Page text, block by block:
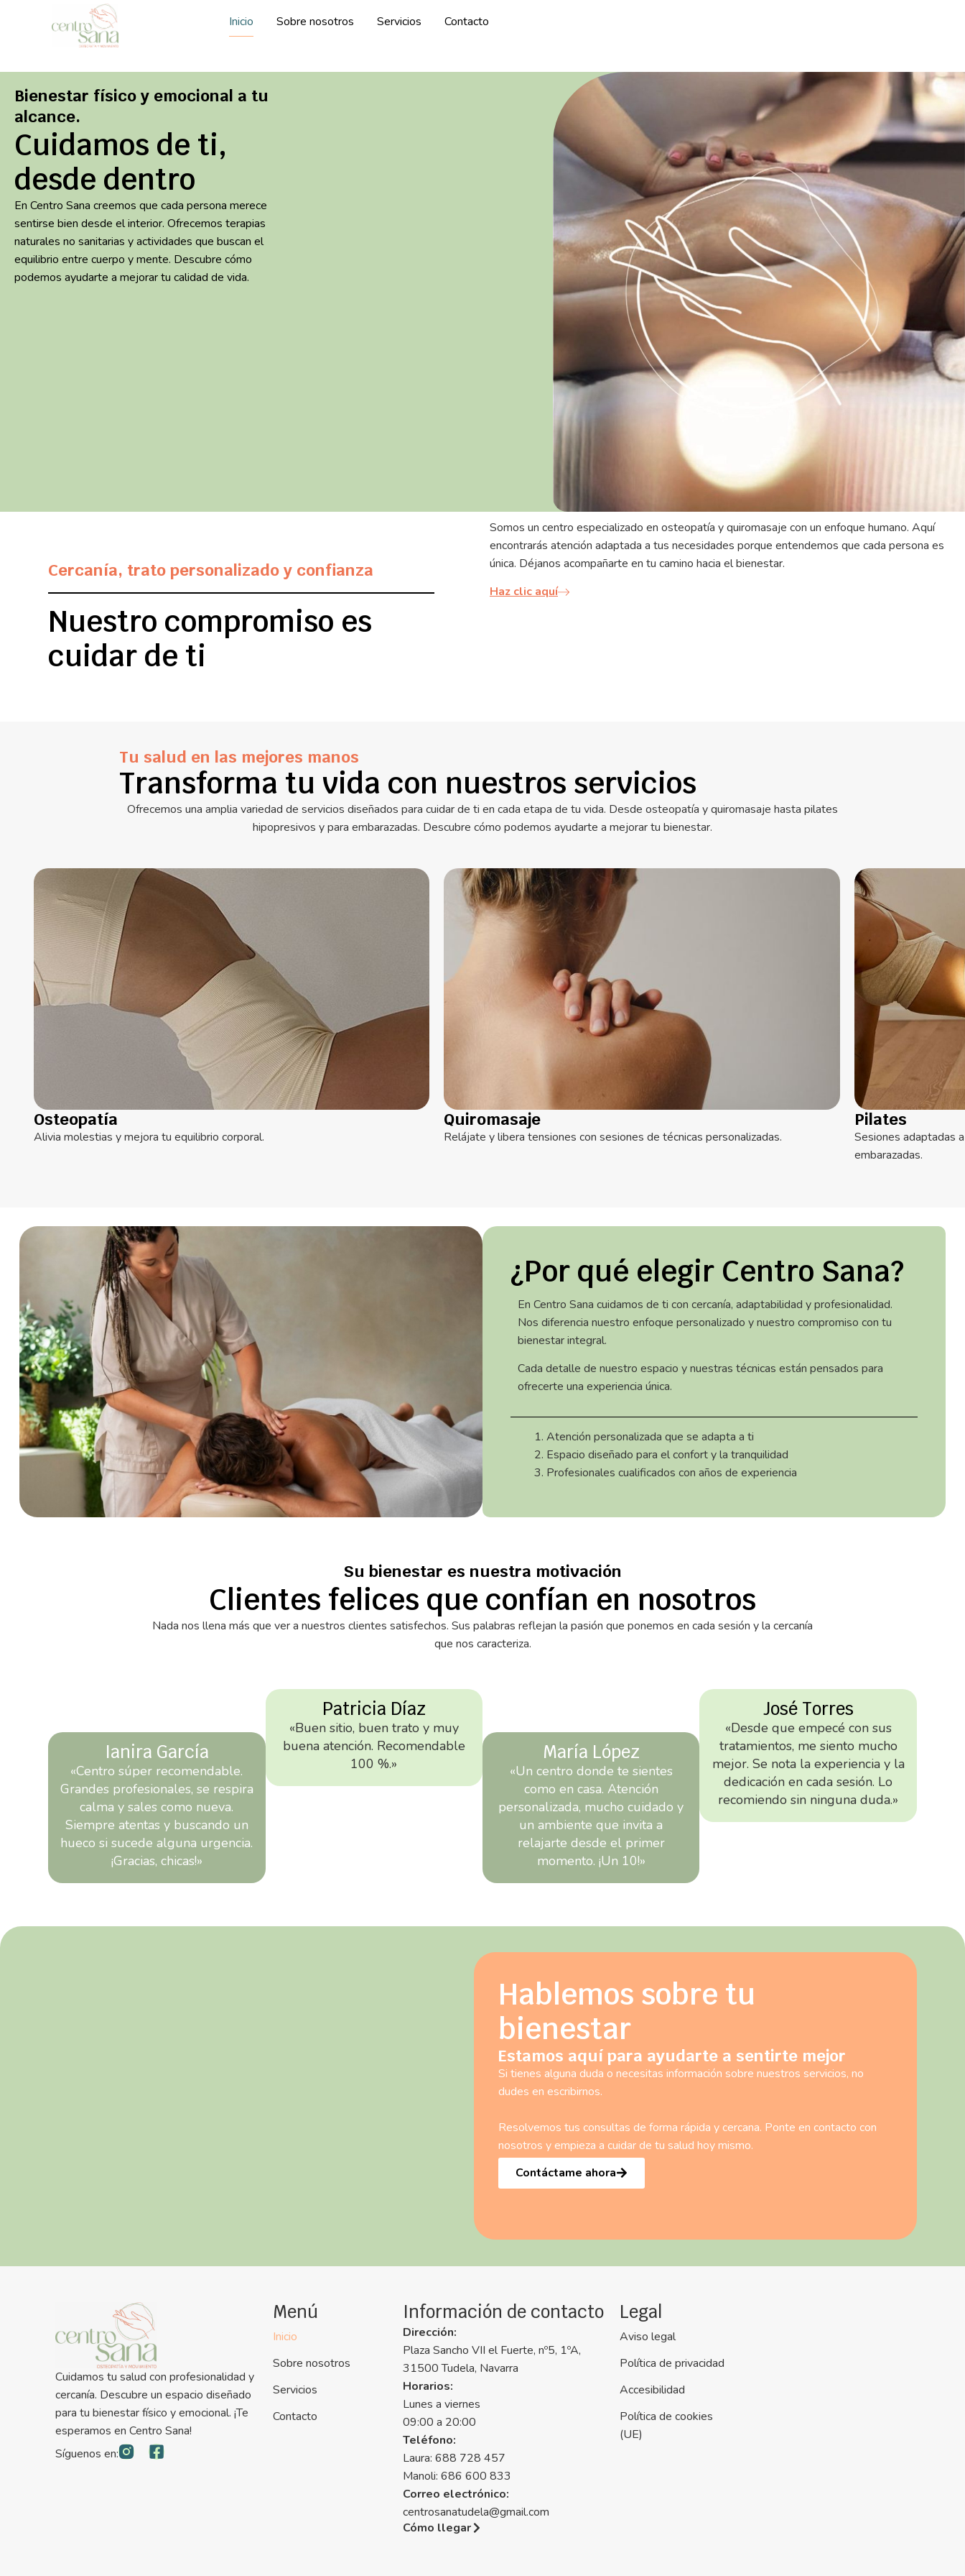
Inicio Sobre nosotros Servicios Contacto
Bienestar físico y emocional a tu
alcance.
Cuidamos de ti,
desde dentro
En Centro Sana creemos que cada persona merece
sentirse bien desde el interior. Ofrecemos terapias
naturales no sanitarias y actividades que buscan el
equilibrio entre cuerpo y mente. Descubre cómo
podemos ayudarte a mejorar tu calidad de vida.
Cercanía, trato personalizado y confianza
Nuestro compromiso es
cuidar de ti
Somos un centro especializado en osteopatía y quiromasaje con un enfoque humano. Aquí
encontrarás atención adaptada a tus necesidades porque entendemos que cada persona es
única. Déjanos acompañarte en tu camino hacia el bienestar.
Haz clic aquí
Tu salud en las mejores manos
Transforma tu vida con nuestros servicios
Ofrecemos una amplia variedad de servicios diseñados para cuidar de ti en cada etapa de tu vida. Desde osteopatía y quiromasaje hasta pilates
hipopresivos y para embarazadas. Descubre cómo podemos ayudarte a mejorar tu bienestar.
Osteopatía
Alivia molestias y mejora tu equilibrio corporal.
Quiromasaje
Relájate y libera tensiones con sesiones de técnicas personalizadas.
Pilates
Sesiones adaptadas
embarazadas.
¿Por qué elegir Centro Sana?
En Centro Sana cuidamos de ti con cercanía, adaptabilidad y profesionalidad.
Nos diferencia nuestro enfoque personalizado y nuestro compromiso con tu
bienestar integral.
Cada detalle de nuestro espacio y nuestras técnicas están pensados para
ofrecerte una experiencia única.
Atención personalizada que se adapta a ti
Espacio diseñado para el confort y la tranquilidad
Profesionales cualificados con años de experiencia
Su bienestar es nuestra motivación
Clientes felices que confían en nosotros
Nada nos llena más que ver a nuestros clientes satisfechos. Sus palabras reflejan la pasión que ponemos en cada sesión y la cercanía
que nos caracteriza.
Ianira García
«Centro súper recomendable.
Grandes profesionales, se respira
calma y sales como nueva.
Siempre atentas y buscando un
hueco si sucede alguna urgencia.
¡Gracias, chicas!»
Patricia Díaz
«Buen sitio, buen trato y muy
buena atención. Recomendable
100 %.»
María López
«Un centro donde te sientes
como en casa. Atención
personalizada, mucho cuidado y
un ambiente que invita a
relajarte desde el primer
momento. ¡Un 10!»
José Torres
«Desde que empecé con sus
tratamientos, me siento mucho
mejor. Se nota la experiencia y la
dedicación en cada sesión. Lo
recomiendo sin ninguna duda.»
Hablemos sobre tu
bienestar
Estamos aquí para ayudarte a sentirte mejor
Si tienes alguna duda o necesitas información sobre nuestros servicios, no
dudes en escribirnos.
Resolvemos tus consultas de forma rápida y cercana. Ponte en contacto con
nosotros y empieza a cuidar de tu salud hoy mismo.
Contáctame ahora
Cuidamos tu salud con profesionalidad y
cercanía. Descubre un espacio diseñado
para tu bienestar físico y emocional. ¡Te
esperamos en Centro Sana!
Síguenos en:
Menú
Inicio
Sobre nosotros
Servicios
Contacto
Información de contacto
Dirección:
Plaza Sancho VII el Fuerte, nº5, 1ºA,
31500 Tudela, Navarra
Horarios:
Lunes a viernes
09:00 a 20:00
Teléfono:
Laura: 688 728 457
Manoli: 686 600 833
Correo electrónico:
centrosanatudela@gmail.com
Cómo llegar
Legal
Aviso legal
Política de privacidad
Accesibilidad
Política de cookies
(UE)